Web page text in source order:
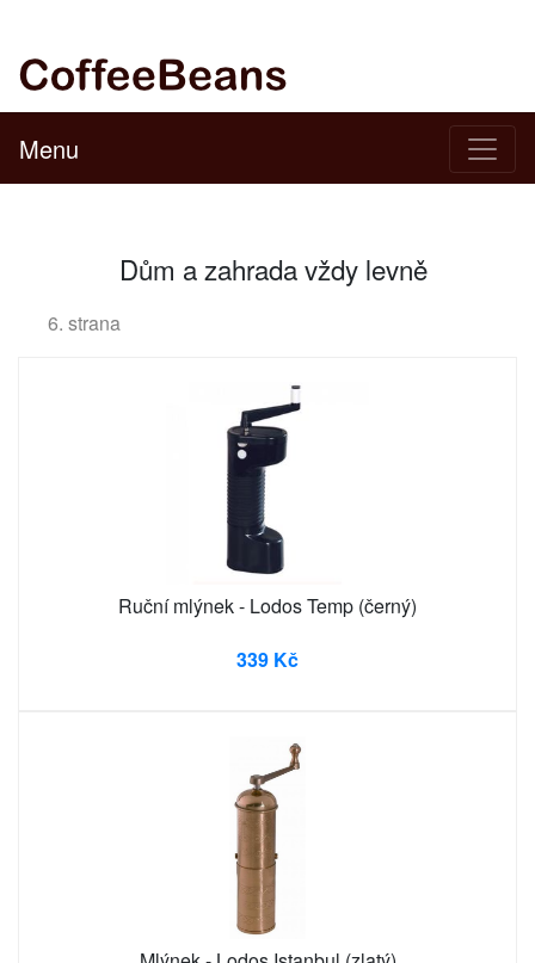
Menu
Dům a zahrada vždy levně
6. strana
Ruční mlýnek - Lodos Temp (černý)
339 Kč